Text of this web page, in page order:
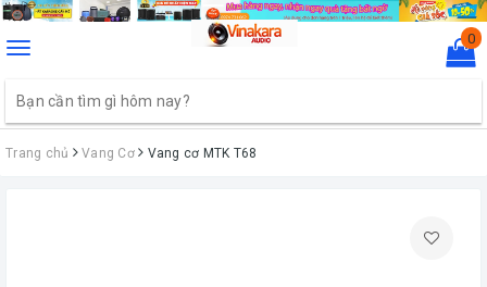
Toggle
0
Trang chủ Vang Cơ Vang cơ MTK T68